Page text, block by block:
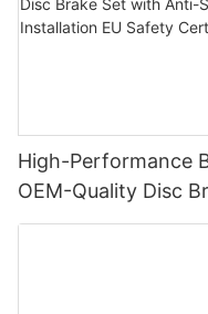
High-Performance
OEM-Quality Disc
<000000>